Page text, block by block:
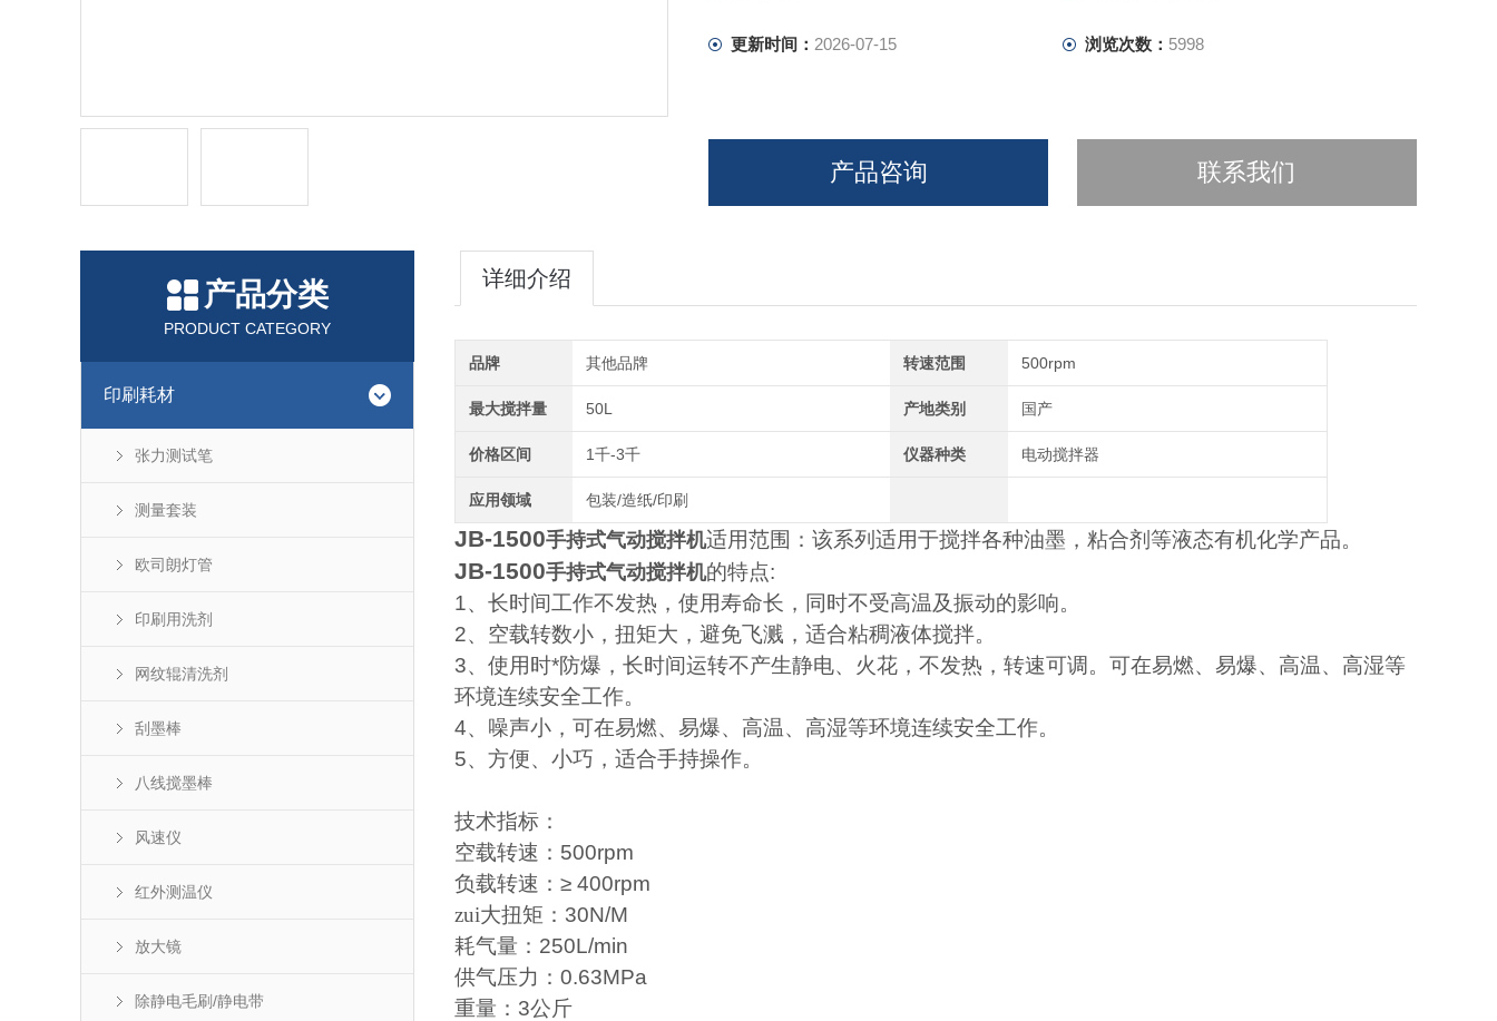
更新时间： 2026-07-15 浏览次数： 5998
产品咨询 联系我们
产品分类
PRODUCT CATEGORY
印刷耗材
张力测试笔
测量套装
欧司朗灯管
印刷用洗剂
网纹辊清洗剂
刮墨棒
八线搅墨棒
风速仪
红外测温仪
放大镜
除静电毛刷/静电带
详细介绍
品牌 其他品牌 转速范围 500rpm
最大搅拌量 50L 产地类别 国产
价格区间 1千-3千 仪器种类 电动搅拌器
应用领域 包装/造纸/印刷
JB-1500手持式气动搅拌机适用范围：该系列适用于搅拌各种油墨，粘合剂等液态有机化学产品。
JB-1500手持式气动搅拌机的特点:
1、长时间工作不发热，使用寿命长，同时不受高温及振动的影响。
2、空载转数小，扭矩大，避免飞溅，适合粘稠液体搅拌。
3、 使用时*防爆， 长时间运转不产生静电、火花，不发热，转速可调。 可在易燃、易爆、高温、高湿等
环境连续安全工作。
4、噪声小， 可在易燃、易爆、高温、高湿等环境连续安全工作。
5、方便、小巧，适合手持操作。
技术指标：
空载转速： 500rpm
负载转速： ≥ 400rpm
zui大扭矩： 30N/M
耗气量： 250L/min
供气压力： 0.63MPa
重量： 3公斤